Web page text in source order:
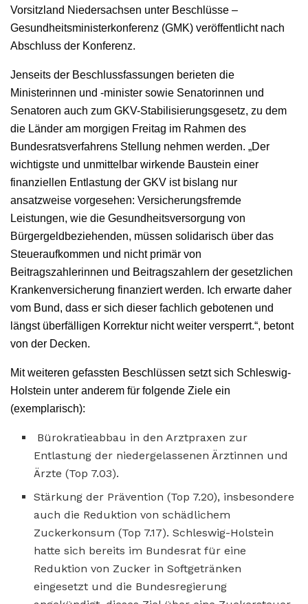
Vorsitzland Niedersachsen unter Beschlüsse –
Gesundheitsministerkonferenz (GMK) veröffentlicht nach
Abschluss der Konferenz.
Jenseits der Beschlussfassungen berieten die
Ministerinnen und -minister sowie Senatorinnen und
Senatoren auch zum GKV-Stabilisierungsgesetz, zu dem
die Länder am morgigen Freitag im Rahmen des
Bundesratsverfahrens Stellung nehmen werden. „Der
wichtigste und unmittelbar wirkende Baustein einer
finanziellen Entlastung der GKV ist bislang nur
ansatzweise vorgesehen: Versicherungsfremde
Leistungen, wie die Gesundheitsversorgung von
Bürgergeldbeziehenden, müssen solidarisch über das
Steueraufkommen und nicht primär von
Beitragszahlerinnen und Beitragszahlern der gesetzlichen
Krankenversicherung finanziert werden. Ich erwarte daher
vom Bund, dass er sich dieser fachlich gebotenen und
längst überfälligen Korrektur nicht weiter versperrt.“, betont
von der Decken.
Mit weiteren gefassten Beschlüssen setzt sich Schleswig-
Holstein unter anderem für folgende Ziele ein
(exemplarisch):
Bürokratieabbau in den Arztpraxen zur
Entlastung der niedergelassenen Ärztinnen und
Ärzte (Top 7.03).
Stärkung der Prävention (Top 7.20), insbesondere
auch die Reduktion von schädlichem
Zuckerkonsum (Top 7.17). Schleswig-Holstein
hatte sich bereits im Bundesrat für eine
Reduktion von Zucker in Softgetränken
eingesetzt und die Bundesregierung